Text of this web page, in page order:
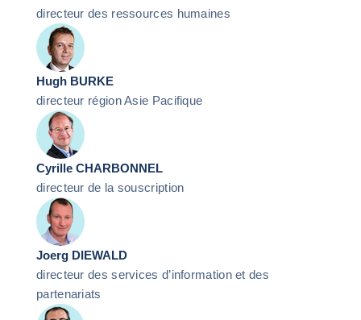
directeur des ressources humaines
Hugh BURKE
directeur région Asie Pacifique
Cyrille CHARBONNEL
directeur de la souscription
Joerg DIEWALD
directeur des services d’information et des
partenariats